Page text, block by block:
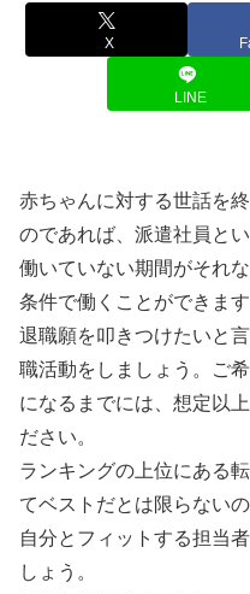
X
LINE
赤ちゃんに対する世話を
のであれば、派遣社員と
働いていない期間がそれ
条件で働くことができます
退職願を叩きつけたいと
職活動をしましょう。ご
になるまでには、想定以
ださい。
ランキングの上位にある
てベストだとは限らない
自分とフィットする担当
しょう。